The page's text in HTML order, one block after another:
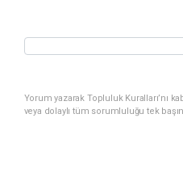
Yorum yazarak Topluluk Kuralları’nı
veya dolaylı tüm sorumluluğu tek